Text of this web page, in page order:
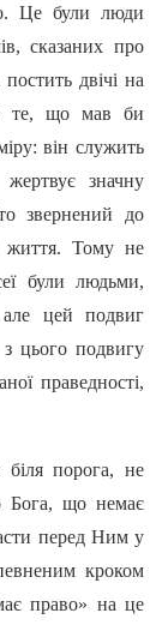
Це були люди
сказаних про
двічі на
те, що мав би
він служить
значну
звернений до
життя. Тому не
були людьми,
цей подвиг
цього подвигу
праведності,
порога, не
Бога, що немає
перед Ним у
кроком
право» на це